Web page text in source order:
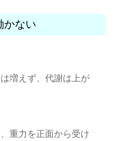
かない
増えず、代謝は上が
重力を正面から受け